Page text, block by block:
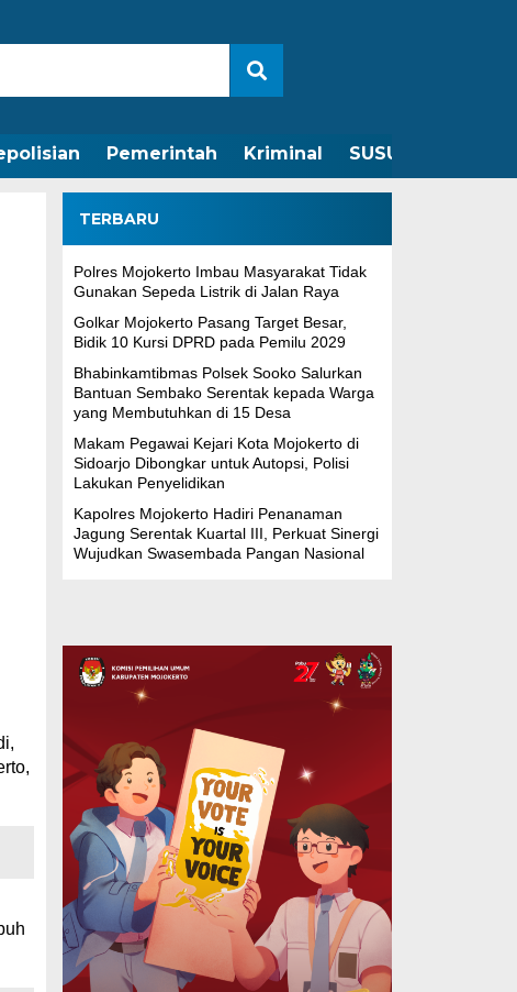
Pemerintah Kriminal SUSUNAN
TERBARU
Polres Mojokerto Imbau Masyarakat Tidak
Gunakan Sepeda Listrik di Jalan Raya
Golkar Mojokerto Pasang Target Besar,
Bidik 10 Kursi DPRD pada Pemilu 2029
Bhabinkamtibmas Polsek Sooko Salurkan
Bantuan Sembako Serentak kepada Warga
yang Membutuhkan di 15 Desa
Makam Pegawai Kejari Kota Mojokerto di
Sidoarjo Dibongkar untuk Autopsi, Polisi
Lakukan Penyelidikan
Kapolres Mojokerto Hadiri Penanaman
Jagung Serentak Kuartal III, Perkuat Sinergi
Wujudkan Swasembada Pangan Nasional